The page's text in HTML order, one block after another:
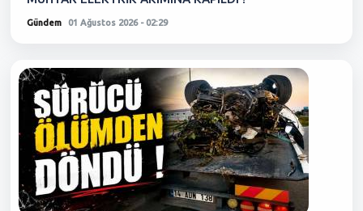
Gündem 01 Ağustos 2026 - 02:29